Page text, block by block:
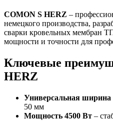
COMON S HERZ –
немецкого производства,
сварки кровельных мембран
мощности и точности для
Ключевые
HERZ
Универсальная
50 мм
Мощность 4500 Вт –